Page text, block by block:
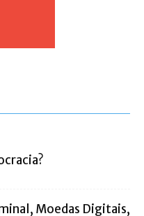
Moedas Digitais,